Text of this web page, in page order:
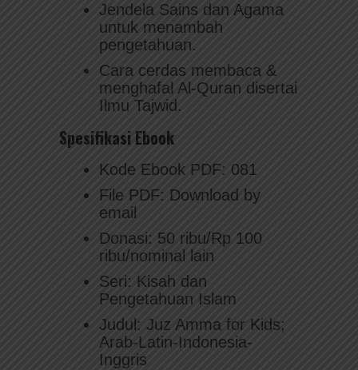
Jendela Sains dan Agama
untuk menambah
pengetahuan.
Cara cerdas membaca &
menghafal Al-Quran disertai
Ilmu Tajwid.
Spesifikasi Ebook
Kode Ebook PDF: 081
File PDF: Download by
email
Donasi: 50 ribu/Rp 100
ribu/nominal lain
Seri: Kisah dan
Pengetahuan Islam
Judul: Juz Amma for Kids;
Arab-Latin-Indonesia-
Inggris